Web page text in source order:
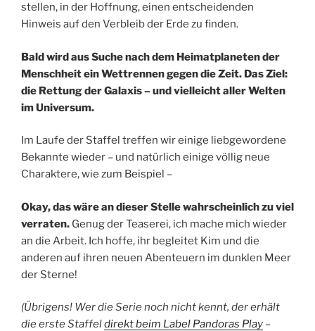
stellen, in der Hoffnung, einen entscheidenden
Hinweis auf den Verbleib der Erde zu finden.
Bald wird aus Suche nach dem Heimatplaneten der
Menschheit ein Wettrennen gegen die Zeit. Das Ziel:
die Rettung der Galaxis – und vielleicht aller Welten
im Universum.
Im Laufe der Staffel treffen wir einige liebgewordene
Bekannte wieder – und natürlich einige völlig neue
Charaktere, wie zum Beispiel –
Okay, das wäre an dieser Stelle wahrscheinlich zu viel
verraten. Genug der Teaserei, ich mache mich wieder
an die Arbeit. Ich hoffe, ihr begleitet Kim und die
anderen auf ihren neuen Abenteuern im dunklen Meer
der Sterne!
(Übrigens! Wer die Serie noch nicht kennt, der erhält
die erste Staffeldirekt beim Label Pandoras Play –